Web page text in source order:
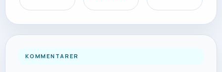
KOMMENTARER